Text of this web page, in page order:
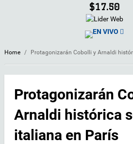
$17.50
EN VIVO
Home / Protagonizarán Cobolli y Arnaldi
Protagonizarán
Arnaldi histórica
italiana en París